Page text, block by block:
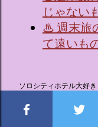
じゃない
♨ 週末旅
て遠いも
ソロシティホテル大好